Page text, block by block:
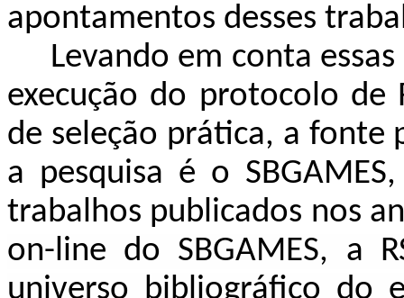
apontamentos desses
Levando em conta
execução do protocolo de
de seleção prática, a fonte
a pesquisa é o
trabalhos publicados nos
on-line do SBGAMES, a
universo bibliográfico do